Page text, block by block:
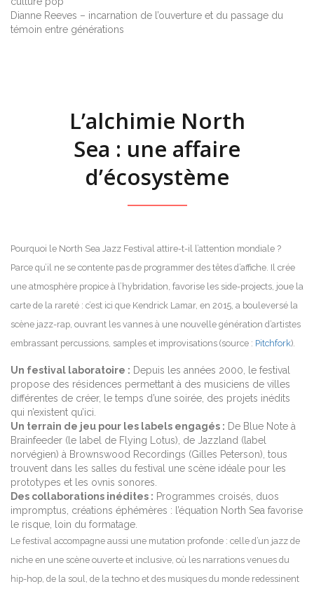
Dianne Reeves – incarnation de l’ouverture et du passage du
témoin entre générations
L’alchimie North
Sea : une affaire
d’écosystème
Pourquoi le North Sea Jazz Festival attire-t-il l’attention mondiale ?
Parce qu’il ne se contente pas de programmer des têtes d’affiche. Il crée
une atmosphère propice à l’hybridation, favorise les side-projects, joue la
carte de la rareté : c’est ici que Kendrick Lamar, en 2015, a bouleversé la
scène jazz-rap, ouvrant les vannes à une nouvelle génération d’artistes
embrassant percussions, samples et improvisations (source : Pitchfork).
Un festival laboratoire : Depuis les années 2000, le festival
propose des résidences permettant à des musiciens de villes
différentes de créer, le temps d’une soirée, des projets inédits
qui n’existent qu’ici.
Un terrain de jeu pour les labels engagés : De Blue Note à
Brainfeeder (le label de Flying Lotus), de Jazzland (label
norvégien) à Brownswood Recordings (Gilles Peterson), tous
trouvent dans les salles du festival une scène idéale pour les
prototypes et les ovnis sonores.
Des collaborations inédites : Programmes croisés, duos
impromptus, créations éphémères : l’équation North Sea favorise
le risque, loin du formatage.
Le festival accompagne aussi une mutation profonde : celle d’un jazz de
niche en une scène ouverte et inclusive, où les narrations venues du
hip-hop, de la soul, de la techno et des musiques du monde redessinent